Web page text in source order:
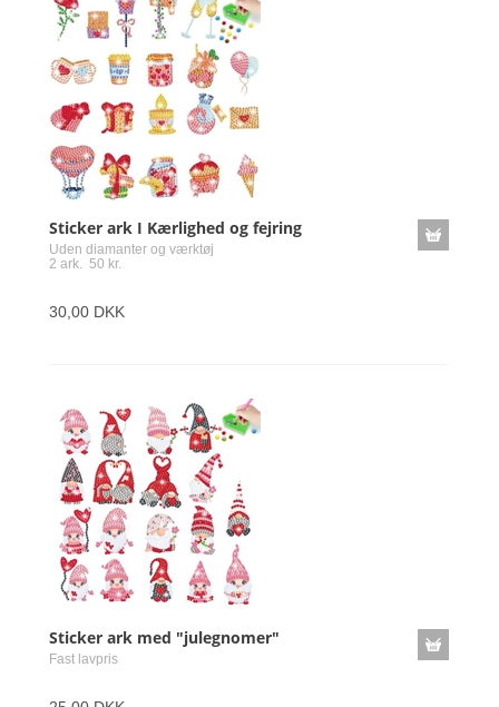
Sticker ark I Kærlighed og fejring
Uden diamanter og værktøj
2 ark. 50 kr.
30,00 DKK
Sticker ark med "julegnomer"
Fast lavpris